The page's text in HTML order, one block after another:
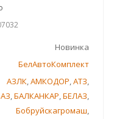
Новинка
БелАвтоКомплект
АЗЛК,АМКОДОР,АТЗ,
,БАЛКАНКАР,БЕЛАЗ,
Бобруйскагромаш,